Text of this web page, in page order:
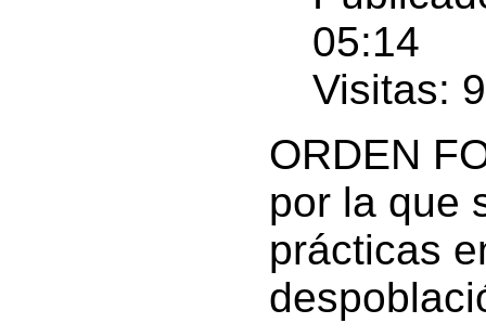
05:14
Visitas:
ORDEN
por la que
prácticas